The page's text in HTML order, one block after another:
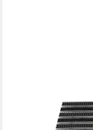
Fußmatte
Anthra. + Bürsten,